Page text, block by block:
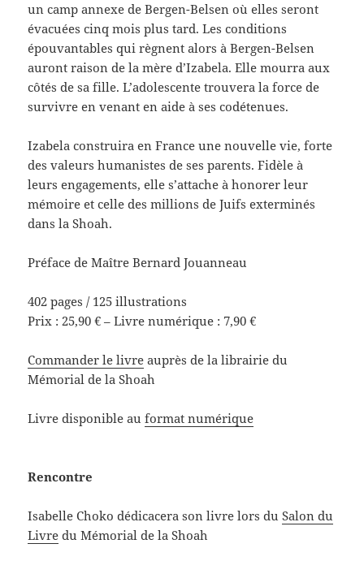
un camp annexe de Bergen-Belsen où elles seront
évacuées cinq mois plus tard. Les conditions
épouvantables qui règnent alors à Bergen-Belsen
auront raison de la mère d’Izabela. Elle mourra aux
côtés de sa fille. L’adolescente trouvera la force de
survivre en venant en aide à ses codétenues.
Izabela construira en France une nouvelle vie, forte
des valeurs humanistes de ses parents. Fidèle à
leurs engagements, elle s’attache à honorer leur
mémoire et celle des millions de Juifs exterminés
dans la Shoah.
Préface de Maître Bernard Jouanneau
402 pages / 125 illustrations
Prix : 25,90 € – Livre numérique : 7,90 €
Commander le livre auprès de la librairie du
Mémorial de la Shoah
Livre disponible auformat numérique
Rencontre
Isabelle Choko dédicacera son livre lors duSalon du
Livre du Mémorial de la Shoah